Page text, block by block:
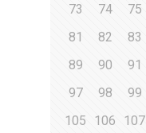
73
74 75
81
82 83
89
90 91
97
98 99
105
106 107